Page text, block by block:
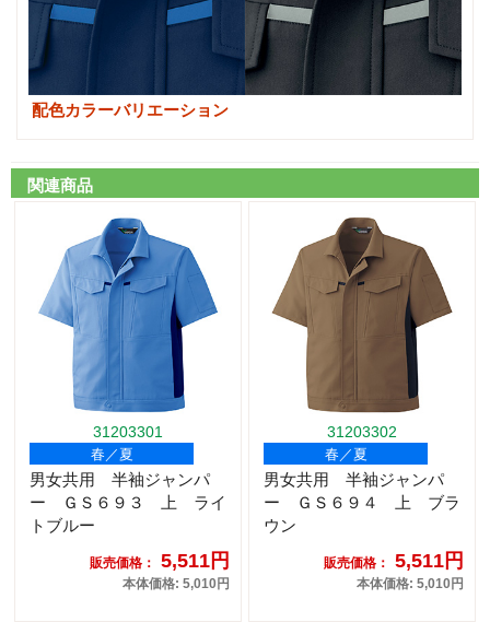
配色カラーバリエーション
関連商品
31203301
春／夏
男女共用 半袖ジャンパ
ー ＧＳ６９３ 上 ライ
トブルー
販売価格： 5,511円
本体価格: 5,010円
31203302
春／夏
男女共用 半袖ジャンパ
ー ＧＳ６９４ 上 ブラ
ウン
販売価格： 5,511円
本体価格: 5,010円